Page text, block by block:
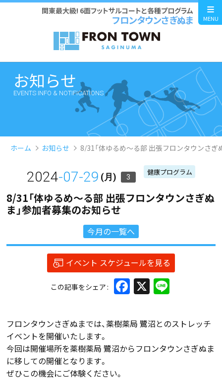
関東最大級! 6面フットサルコートと各種プログラム
フロンタウンさぎぬま MENU
お知らせ
EVENTS INFO & NOTIFICATIONS
ホーム お知らせ 8/31「体ゆるめ～る部 出張フロンタウンさぎ
2024-07-29 (月) 3
健康プログラム
8/31「体ゆるめ～る部 出張フロンタウンさぎぬ
ま」参加者募集のお知らせ
今月の一覧へ
イベント スケジュールを見る
この記事をシェア Facebook
X
フロンタウンさぎぬまでは、薬樹薬局 鷺沼とのストレッチ
イベントを開催いたします。
今回は開催場所を薬樹薬局 鷺沼からフロンタウンさぎぬま
に移しての開催となります。
ぜひこの機会にご体験ください。